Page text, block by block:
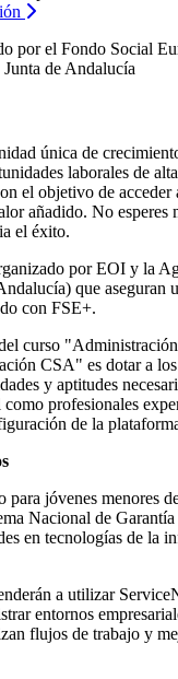
por el Fondo Social
de Andalucía
única de
laborales de
el objetivo de acceder
añadido. No esperes
el éxito.
por EOI y la
que aseguran
con FSE+.
curso
CSA" es dotar a
y aptitudes
profesionales
de la
para jóvenes menores
Nacional de
en tecnologías de la
a utilizar
entornos
flujos de trabajo y